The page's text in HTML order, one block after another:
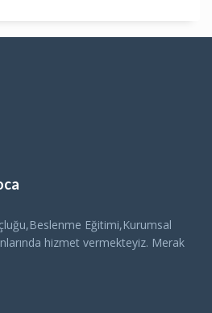
Eğitimi,Kurumsal
hizmet vermekteyiz. Merak